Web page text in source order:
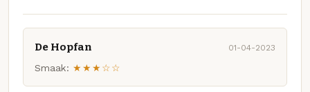
De Hopfan 01-04-2023
Smaak: ★★★☆☆